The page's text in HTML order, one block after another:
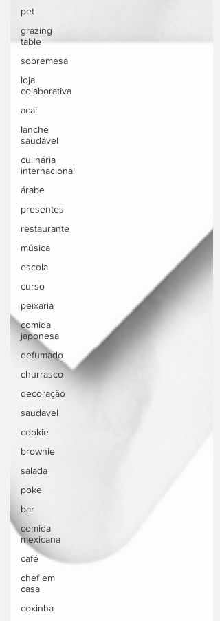
pet
grazing
table
sobremesa
loja
colaborativa
acai
lanche
saudável
culinária
internacional
árabe
presentes
restaurante
música
escola
curso
peixaria
comida
japonesa
defumado
churrasco
decoração
saudavel
cookie
brownie
salada
poke
bar
comida
mexicana
café
chef em
casa
coxinha